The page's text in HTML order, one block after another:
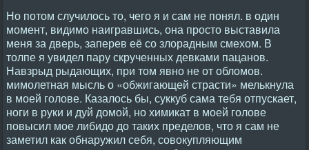
Но потом случилось то, чего я и сам не понял. в один
момент, видимо наигравшись, она просто выставила
меня за дверь, заперев её со злорадным смехом. В
толпе я увидел пару скрученных девками пацанов.
Навзрыд рыдающих, при том явно не от обломов.
мимолетная мысль о «обжигающей страсти» мелькнула
в моей голове. Казалось бы, суккуб сама тебя отпускает,
ноги в руки и дуй домой, но химикат в моей голове
повысил мое либидо до таких пределов, что я сам не
заметил как обнаружил себя, совокупляющим